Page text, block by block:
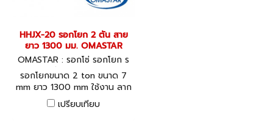
HHJX-20 รอกโยก 2 ตัน สาย
ยาว 1300 มม. OMASTAR
OMASTAR : รอกโซ่ รอกโยก ร
อกถ่วง HHJX-20
รอกโยกขนาด 2 ton ขนาด 7
mm ยาว 1300 mm ใช้งาน ลาก
ดึง ทั่วไป เช่น ดึงสายไฟฟ้า ,
ดึงลากเต่าย้ายเครื่องจักร โยก
เปรียบเทียบ